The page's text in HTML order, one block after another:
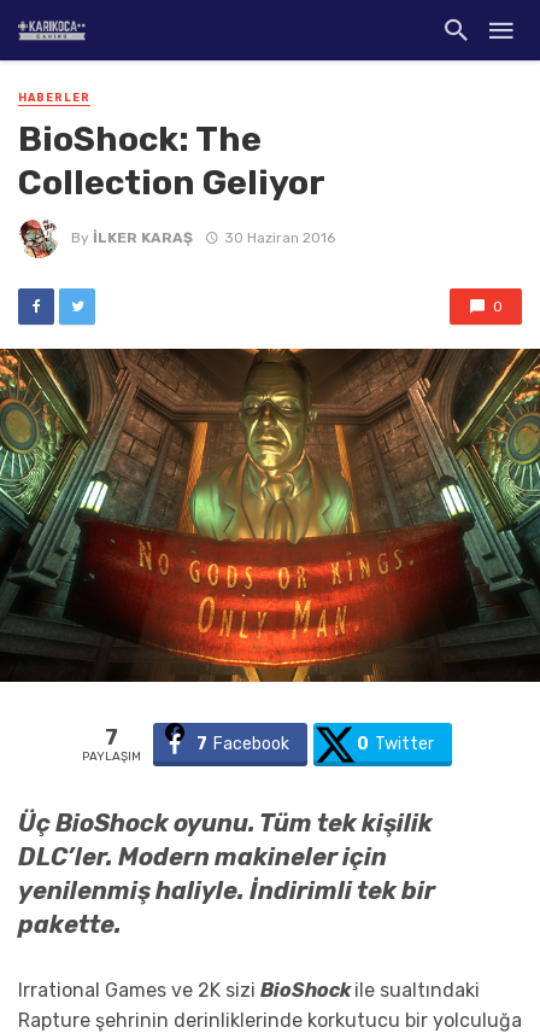
HABERLER
BioShock: The
Collection Geliyor
By İLKER KARAŞ 30 Haziran 2016
0
7
PAYLAŞIM
7 Facebook 0 Twitter
ÜçBioShockoyunu. Tüm tek kişilik
DLC’ler. Modern makineler için
yenilenmiş haliyle. İndirimli tek bir
pakette.
Irrational Games ve 2K sizi BioShockile sualtındaki
Rapture şehrinin derinliklerinde korkutucu bir yolculuğa